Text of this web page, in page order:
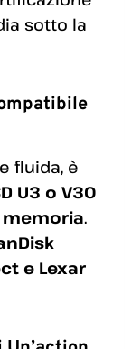
sotto la
fluida, è
U3 o V30
memoria.
e Lexar